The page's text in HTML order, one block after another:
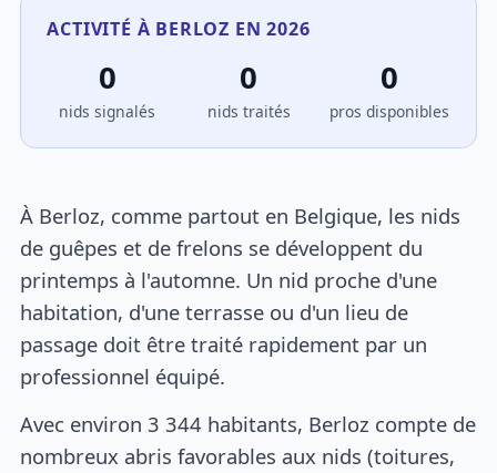
ACTIVITÉ À BERLOZ EN 2026
0
nids signalés
0
nids traités
0
pros disponibles
À Berloz, comme partout en Belgique, les nids
de guêpes et de frelons se développent du
printemps à l'automne. Un nid proche d'une
habitation, d'une terrasse ou d'un lieu de
passage doit être traité rapidement par un
professionnel équipé.
Avec environ 3 344 habitants, Berloz compte de
nombreux abris favorables aux nids (toitures,